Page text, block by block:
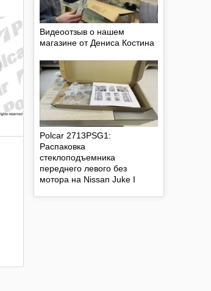
Видеоотзыв о нашем
магазине от Дениса Костина
Polcar 2713PSG1:
Распаковка
стеклоподъемника
переднего левого без
мотора на Nissan Juke I